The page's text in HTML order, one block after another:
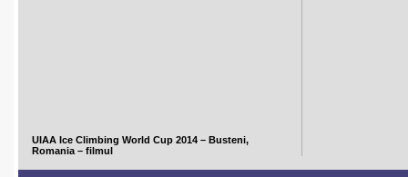
UIAA Ice Climbing World Cup 2014 – Busteni,
Romania – filmul